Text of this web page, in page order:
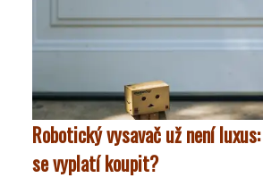
Robotický vysavač už není
se vyplatí koupit?